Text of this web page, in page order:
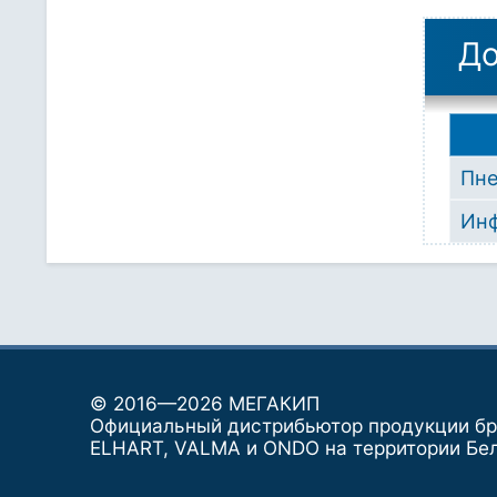
© 2016—2026 МЕГАКИП
Официальный дистрибьютор продукции
ELHART, VALMA и ONDO на территории